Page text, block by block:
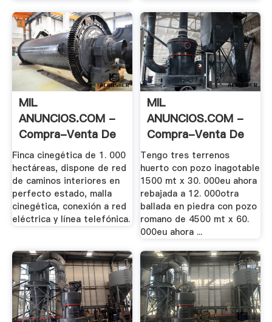
MIL
ANUNCIOS.COM -
Compra-Venta De
Terrenos .
Finca cinegética de 1. 000
hectáreas, dispone de red
de caminos interiores en
perfecto estado, malla
cinegética, conexión a red
eléctrica y línea telefónica.
MIL
ANUNCIOS.COM -
Compra-Venta De
Fincas .
Tengo tres terrenos
huerto con pozo inagotable
1500 mt x 30. 000eu ahora
rebajada a 12. 000otra
ballada en piedra con pozo
romano de 4500 mt x 60.
000eu ahora ...